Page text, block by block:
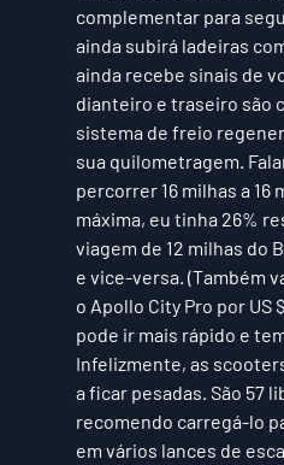
complementar para
ainda subirá ladeiras
ainda recebe sinais de
dianteiro e traseiro são
sistema de freio
sua quilometragem.
percorrer 16 milhas a 16
máxima, eu tinha 26%
viagem de 12 milhas do
e vice-versa. (Também
o Apollo City Pro por US
pode ir mais rápido e
Infelizmente, as
a ficar pesadas. São 57
recomendo carregá-lo
em vários lances de